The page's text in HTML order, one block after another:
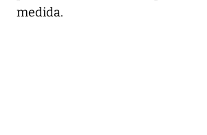
medida.